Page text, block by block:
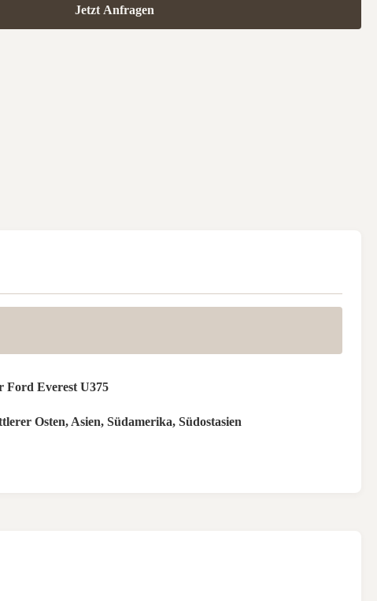
Jetzt Anfragen
Ford Everest U375
Osten, Asien, Südamerika, Südostasien